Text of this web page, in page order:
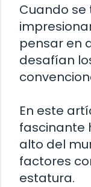
Cuando
pensar en
desafían
En este
fascinante
alto del
factores
estatura.